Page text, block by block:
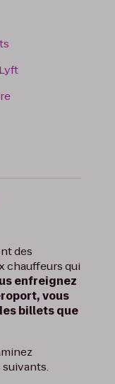
des
chauffeurs qui
enfreignez
vous
billets que